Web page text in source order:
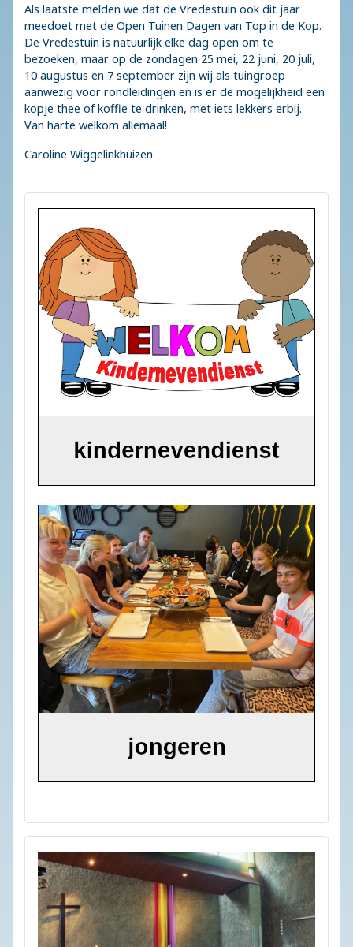
Als laatste melden we dat de Vredestuin ook dit jaar
meedoet met de Open Tuinen Dagen van Top in de Kop.
De Vredestuin is natuurlijk elke dag open om te
bezoeken, maar op de zondagen 25 mei, 22 juni, 20 juli,
10 augustus en 7 september zijn wij als tuingroep
aanwezig voor rondleidingen en is er de mogelijkheid een
kopje thee of koffie te drinken, met iets lekkers erbij.
Van harte welkom allemaal!
Caroline Wiggelinkhuizen